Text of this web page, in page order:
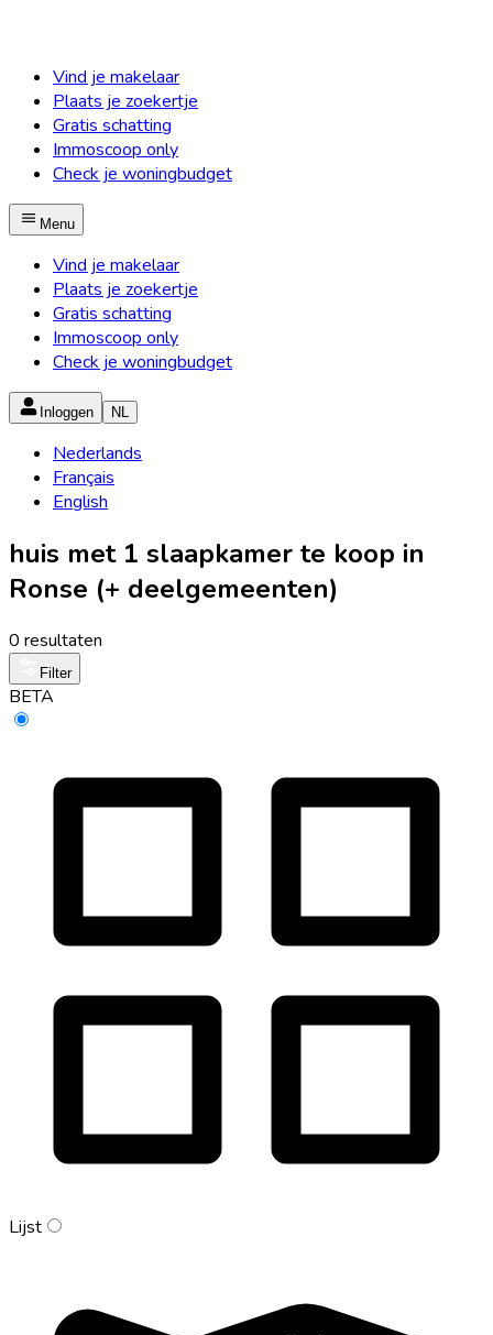
Vind je makelaar
Plaats je zoekertje
Gratis schatting
Immoscoop only
Check je woningbudget
Menu
Vind je makelaar
Plaats je zoekertje
Gratis schatting
Immoscoop only
Check je woningbudget
Inloggen NL
Nederlands
Français
English
huis met 1 slaapkamer te koop in
Ronse (+ deelgemeenten)
0 resultaten
Filter
BETA
Lijst